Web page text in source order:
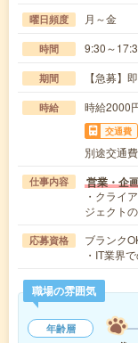
曜日頻度 月～金
時間 9:30～
期間 【急募
時給 時給2000
交通費
別途交通
仕事内容 営業・企
・クライ
ジェクト
応募資格
ブランク
・IT業界
職場の雰囲気
年齢層